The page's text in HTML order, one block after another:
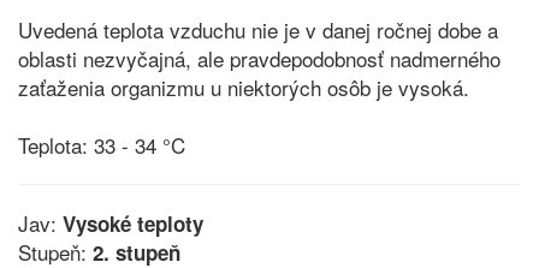
Uvedená teplota vzduchu nie je v danej ročnej dobe a
oblasti nezvyčajná, ale pravdepodobnosť nadmerného
zaťaženia organizmu u niektorých osôb je vysoká.
Teplota: 33 - 34 °C
Jav: Vysoké teploty
Stupeň: 2. stupeň